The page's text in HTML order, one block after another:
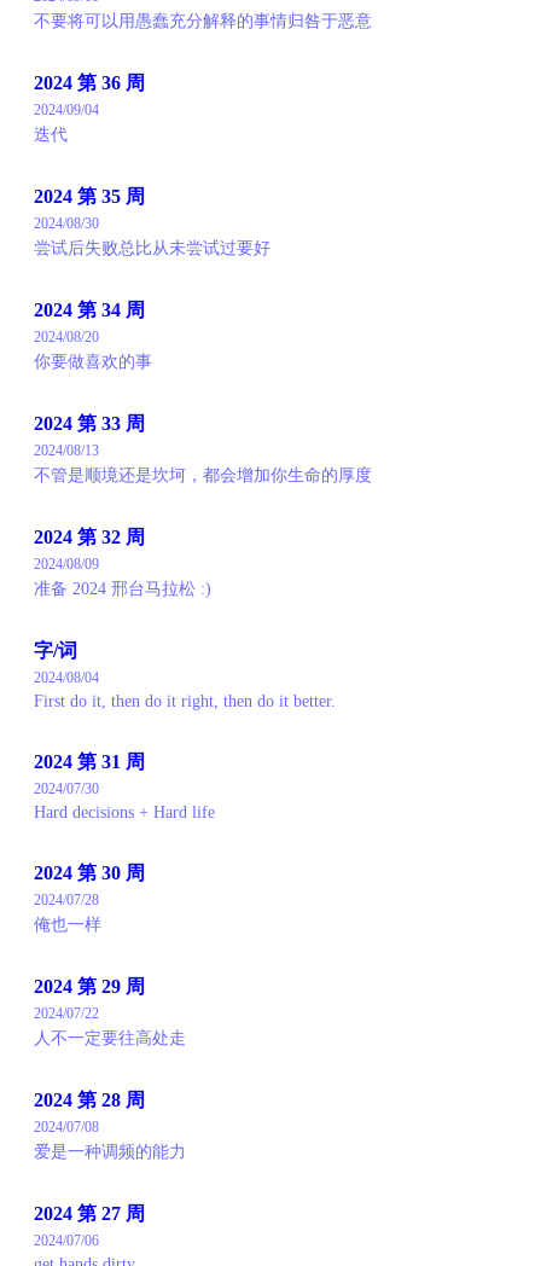
不要将可以用愚蠢充分解释的事情归咎于恶意
2024 第 36 周
2024/09/04
迭代
2024 第 35 周
2024/08/30
尝试后失败总比从未尝试过要好
2024 第 34 周
2024/08/20
你要做喜欢的事
2024 第 33 周
2024/08/13
不管是顺境还是坎坷，都会增加你生命的厚度
2024 第 32 周
2024/08/09
准备 2024 邢台马拉松 :)
字/词
2024/08/04
First do it, then do it right, then do it better.
2024 第 31 周
2024/07/30
Hard decisions + Hard life
2024 第 30 周
2024/07/28
俺也一样
2024 第 29 周
2024/07/22
人不一定要往高处走
2024 第 28 周
2024/07/08
爱是一种调频的能力
2024 第 27 周
2024/07/06